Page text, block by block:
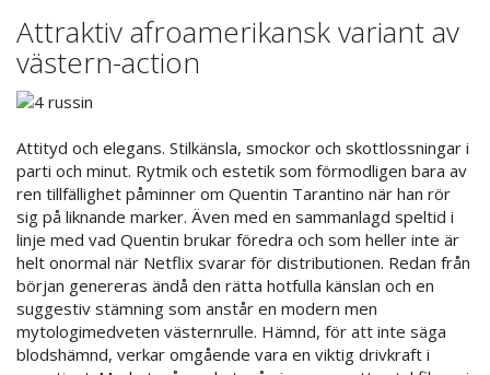
Attraktiv afroamerikansk variant av
västern-action
Attityd och elegans. Stilkänsla, smockor och skottlossningar i
parti och minut. Rytmik och estetik som förmodligen bara av
ren tillfällighet påminner om Quentin Tarantino när han rör
sig på liknande marker. Även med en sammanlagd speltid i
linje med vad Quentin brukar föredra och som heller inte är
helt onormal när Netflix svarar för distributionen. Redan från
början genereras ändå den rätta hotfulla känslan och en
suggestiv stämning som anstår en modern men
mytologimedveten västernrulle. Hämnd, för att inte säga
blodshämnd, verkar omgående vara en viktig drivkraft i